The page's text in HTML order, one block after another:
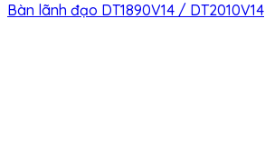
Bàn lãnh đạo DT1890V14 / DT2010V14